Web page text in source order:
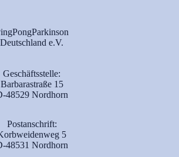
Deutschland e.V.
Geschäftsstelle:
Barbarastraße 15
48529 Nordhorn
Postanschrift:
5
48531 Nordhorn